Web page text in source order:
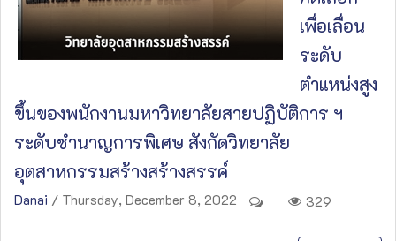
เพื่อเลื่อน
ระดับ
ตำแหน่งสูง
ขึ้นของพนักงานมหาวิทยาลัยสายปฏิบัติการ ฯ
ระดับชำนาญการพิเศษ สังกัดวิทยาลัย
อุตสาหกรรมสร้างสร้างสรรค์
Danai / Thursday, December 8, 2022 329